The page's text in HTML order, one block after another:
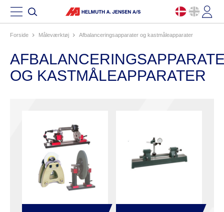
Forside måleværktøj afbalanceringsapparater og kastmåleapparater
OG KASTMÅLEAPPARATER